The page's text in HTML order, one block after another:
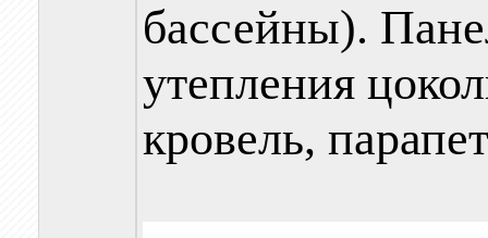
бассейны).
утепления
кровель,